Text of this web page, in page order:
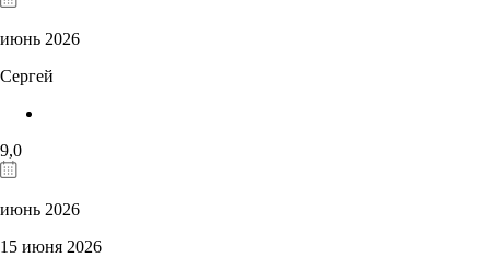
июнь 2026
Сергей
9,0
июнь 2026
15 июня 2026